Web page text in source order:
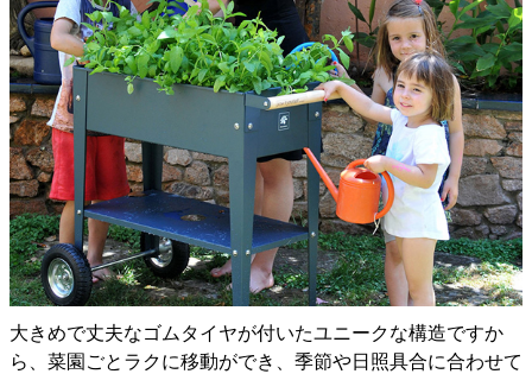
大きめで丈夫なゴムタイヤが付いたユニークな構造ですか
ら、菜園ごとラクに移動ができ、季節や日照具合に合わせて